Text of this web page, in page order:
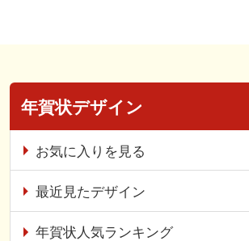
年賀状デザイン
お気に入りを見る
最近見たデザイン
年賀状人気ランキング